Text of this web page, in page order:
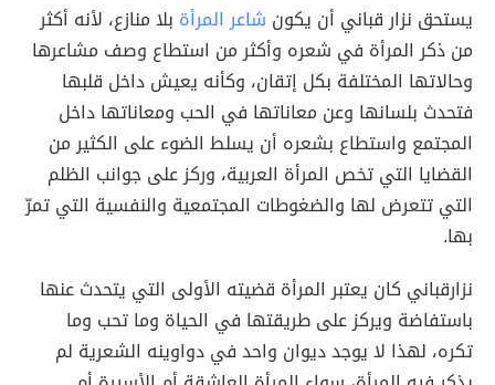
يستحق نزار قباني أن يكون شاعر المرأة بلا منازع، لأنه أكثر
من ذكر المرأة في شعره وأكثر من استطاع وصف مشاعرها
وحالاتها المختلفة بكل إتقان، وكأنه يعيش داخل قلبها
فتحدث بلسانها وعن معاناتها في الحب ومعاناتها داخل
المجتمع واستطاع بشعره أن يسلط الضوء على الكثير من
القضايا التي تخص المرأة العربية، وركز على جوانب الظلم
التي تتعرض لها والضغوطات المجتمعية والنفسية التي تمرّ
بها.
نزارقباني كان يعتبر المرأة قضيته الأولى التي يتحدث عنها
باستفاضة ويركز على طريقتها في الحياة وما تحب وما
تكره، لهذا لا يوجد ديوان واحد في دواوينه الشعرية لم